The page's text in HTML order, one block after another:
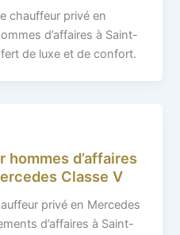
chauffeur privé en
d’affaires à Saint-
de luxe et de confort.
d’affaires
Classe V
privé en Mercedes
d’affaires à Saint-